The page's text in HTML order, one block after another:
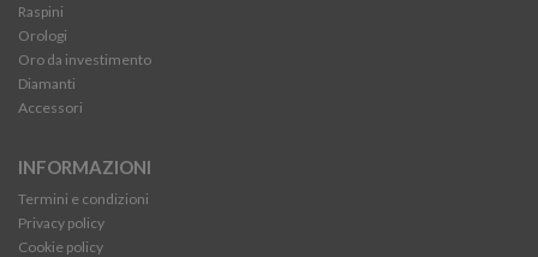
Raspini
Orologi
Oro da investimento
Diamanti
Accessori
INFORMAZIONI
Termini e condizioni
Privacy policy
Cookie policy